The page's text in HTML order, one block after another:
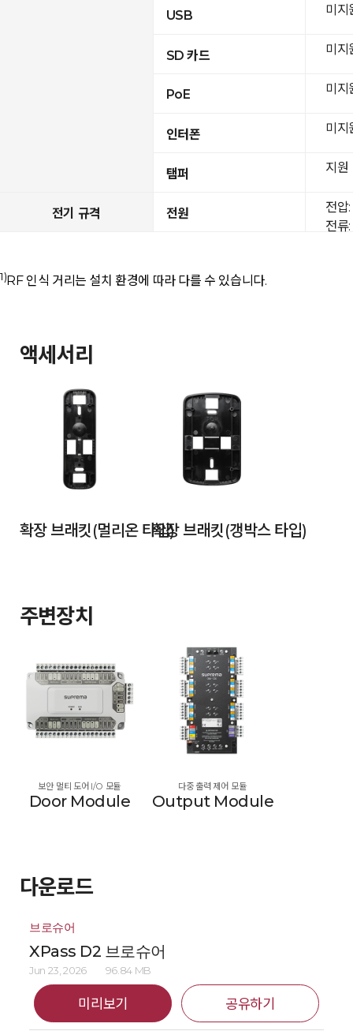
USB
SD 카드
PoE
인터폰
탬퍼
전기 규격 전원
미지
미지
미지
미지
지원
전압
전류
1)RF 인식 거리는 설치 환경에 따라 다를 수 있습니다.
액세서리
확장 브래킷(멀리온 타입)확장 브래킷(갱박스 타입)
주변장치
보안 멀티 도어 I/O 모듈
Door Module
다중 출력 제어 모듈
Output Module
다운로드
브로슈어
XPass D2 브로슈어
Jun 23, 2026 96.84 MB
미리보기 공유하기